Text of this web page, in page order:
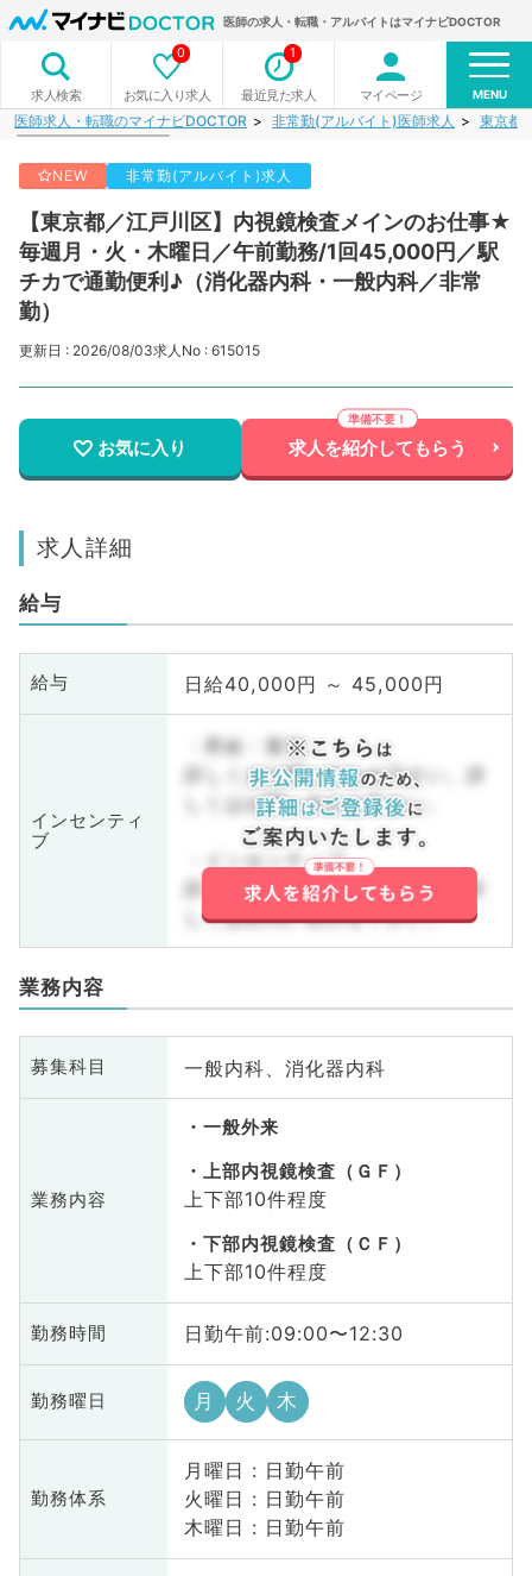
医師の求人・転職・アルバイトはマイナビDOCTOR
求人検索 お気に入り求人
0
最近見た求人
1
マイページ MENU
医師求人・転職のマイナビDOCTOR 非常勤(アルバイト)医師求人 東京都
NEW 非常勤(アルバイト)求人
【東京都／江戸川区】内視鏡検査メインのお仕事★
毎週月・火・木曜日／午前勤務/1回45,000円／駅
チカで通勤便利♪（消化器内科・一般内科／非常
勤）
更新日 : 2026/08/03求人No : 615015
お気に入り 求人を紹介してもらう
求人詳細
給与
給与 日給40,000円 ～ 45,000円
インセンティ
ブ
・昇給・賞与
詳しくはお問い合わせ下さい。詳
しくはお問い合わせ下さい。
・インセンティブ
詳しくはお問い合わせ下さい。詳
しくはお問い合わせ下さい。
業務内容
募集科目 一般内科、消化器内科
業務内容
一般外来
上部内視鏡検査（ＧＦ）
上下部10件程度
下部内視鏡検査（ＣＦ）
上下部10件程度
勤務時間 日勤午前:09:00〜12:30
勤務曜日 月 火 木
勤務体系
月曜日 : 日勤午前
火曜日 : 日勤午前
木曜日 : 日勤午前